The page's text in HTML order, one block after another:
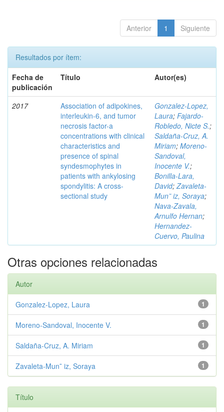
Anterior 1 Siguiente
Resultados por ítem:
Fecha de
publicación
Título Autor(es)
2017
Association of adipokines,
interleukin-6, and tumor
necrosis factor-a
concentrations with clinical
characteristics and
presence of spinal
syndesmophytes in
patients with ankylosing
spondylitis: A cross-
sectional study
Gonzalez-Lopez,
Laura; Fajardo-
Robledo, Nicte S.;
Saldaña-Cruz, A.
Miriam; Moreno-
Sandoval,
Inocente V.;
Bonilla-Lara,
David;Zavaleta-
Mun˜ iz, Soraya;
Nava-Zavala,
Arnulfo Hernan;
Hernandez-
Cuervo, Paulina
Otras opciones relacionadas
Autor
1
Gonzalez-Lopez, Laura
1
Moreno-Sandoval, Inocente V.
1
Saldaña-Cruz, A. Miriam
1
Zavaleta-Mun˜ iz, Soraya
Título